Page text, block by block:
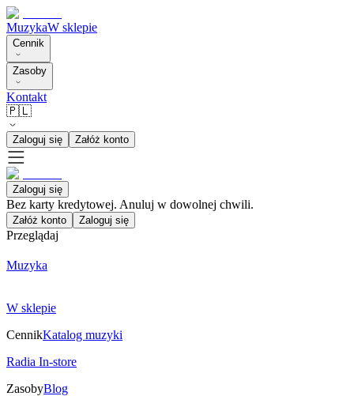
MuzykaW sklepie
Cennik
Zasoby
Kontakt
🇵🇱
Zaloguj się Załóż konto
Zaloguj się
Bez karty kredytowej. Anuluj w dowolnej chwili.
Załóż konto Zaloguj się
Przeglądaj
Muzyka
W sklepie
CennikKatalog muzyki
Radia In-store
ZasobyBlog